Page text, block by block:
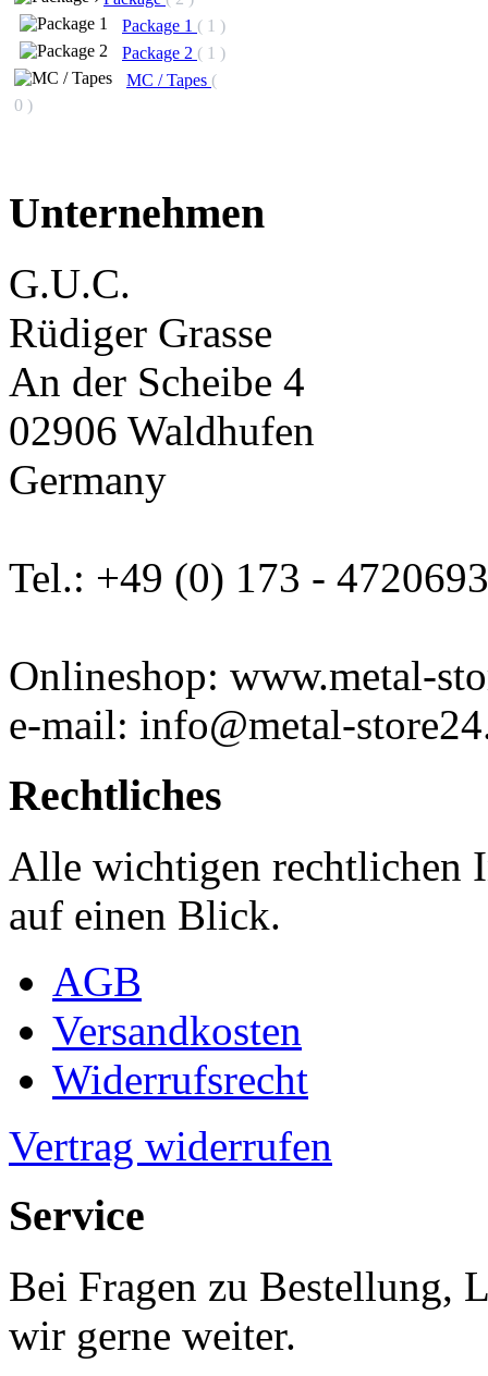
Package 1 ( 1 )
Package 2 ( 1 )
MC / Tapes (
0 )
Unternehmen
G.U.C.
Rüdiger Grasse
An der Scheibe 4
02906 Waldhufen
Germany
Tel.: +49 (0) 173 - 4720693
Onlineshop: www.metal-
e-mail: info@metal-
Rechtliches
Alle wichtigen rechtlichen
auf einen Blick.
AGB
Versandkosten
Widerrufsrecht
Vertrag widerrufen
Service
Bei Fragen zu Bestellung,
wir gerne weiter.